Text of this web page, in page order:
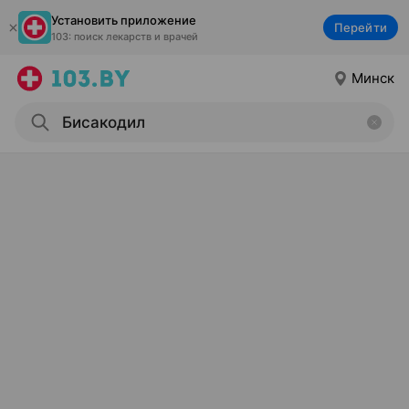
Установить приложение
103: поиск лекарств и врачей
Перейти
Минск